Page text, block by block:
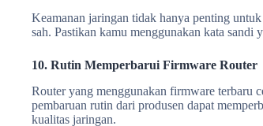
Keamanan jaringan tidak hanya penting
sah. Pastikan kamu menggunakan kata
10. Rutin Memperbarui Firmware Router
Router yang menggunakan firmware terbaru
pembaruan rutin dari produsen dapat
kualitas jaringan.